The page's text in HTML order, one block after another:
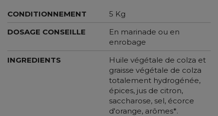
CONDITIONNEMENT
5 Kg
DOSAGE CONSEILLE
En marinade ou en
enrobage
INGREDIENTS
Huile végétale de colza et
graisse végétale de colza
totalement hydrogénée,
épices, jus de citron,
saccharose, sel, écorce
d'orange, arômes*.